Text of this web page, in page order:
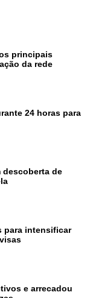
principais
da rede
24 horas para
descoberta de
para intensificar
e arrecadou